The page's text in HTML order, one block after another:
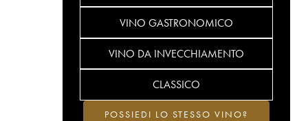
VINO GASTRONOMICO
VINO DA INVECCHIAMENTO
CLASSICO
POSSIEDI LO STESSO VINO?